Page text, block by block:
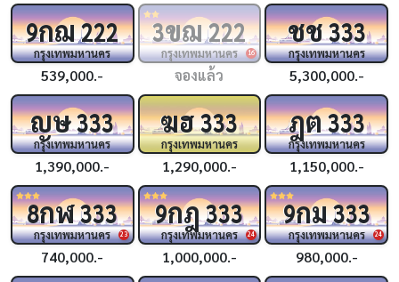
9กฌ222
กรุงเทพมหานคร
539,000.-
16
3ขฌ222
กรุงเทพมหานคร
จองแล้ว
ชช333
กรุงเทพมหานคร
5,300,000.-
ญษ333
กรุงเทพมหานคร
1,390,000.-
ฆฮ333
กรุงเทพมหานคร
1,290,000.-
ฎต333
กรุงเทพมหานคร
1,150,000.-
23
8กฬ333
กรุงเทพมหานคร
740,000.-
24
9กฎ333
กรุงเทพมหานคร
1,000,000.-
24
9กม333
กรุงเทพมหานคร
980,000.-